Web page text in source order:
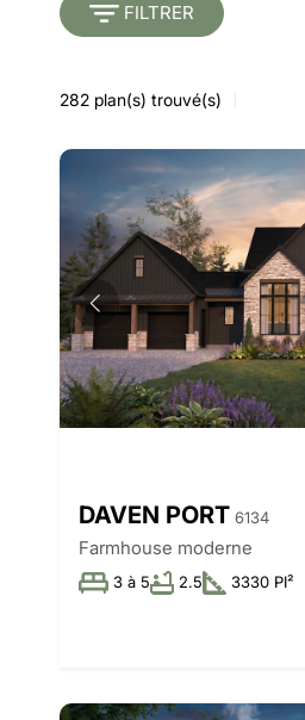
FILTRER
282 plan(s) trouvé(s)
DAVEN PORT 6134
Farmhouse moderne
3 à 5 2.5 3330 PI²